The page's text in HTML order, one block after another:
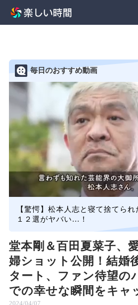
毎日のおすすめ動画
【驚愕】松本人志と寝て捨てら
１２選がヤバい…！
堂本剛＆百田夏菜子、
婦ショット公開！結婚
タート、ファン待望の
での幸せな瞬間をキャ
2024/04/07